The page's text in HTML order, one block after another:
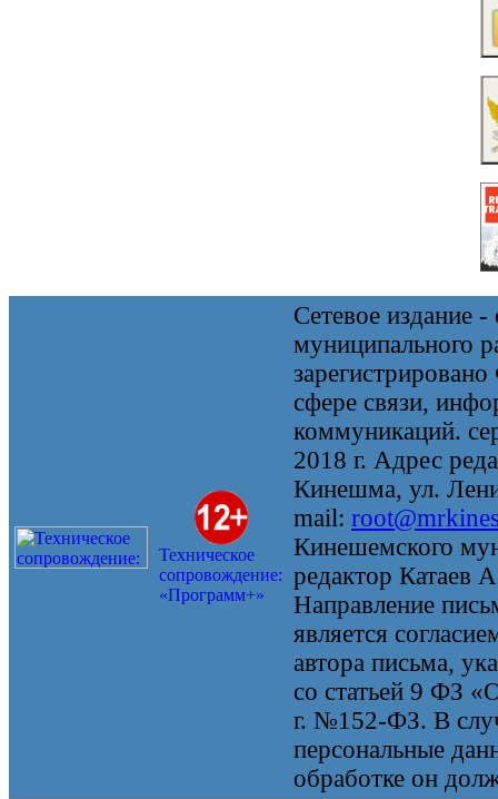
Техническое
сопровождение:
«Программ+»
Сетевое издание
муниципального
сфере связи,
коммуникаций.
2018 г. Адрес
Кинешма, ул.
mail:
Кинешемского
редактор Катаев
Направление
является
автора письма,
со статьей 9 ФЗ
г. №152-ФЗ. В
персональные
обработке он